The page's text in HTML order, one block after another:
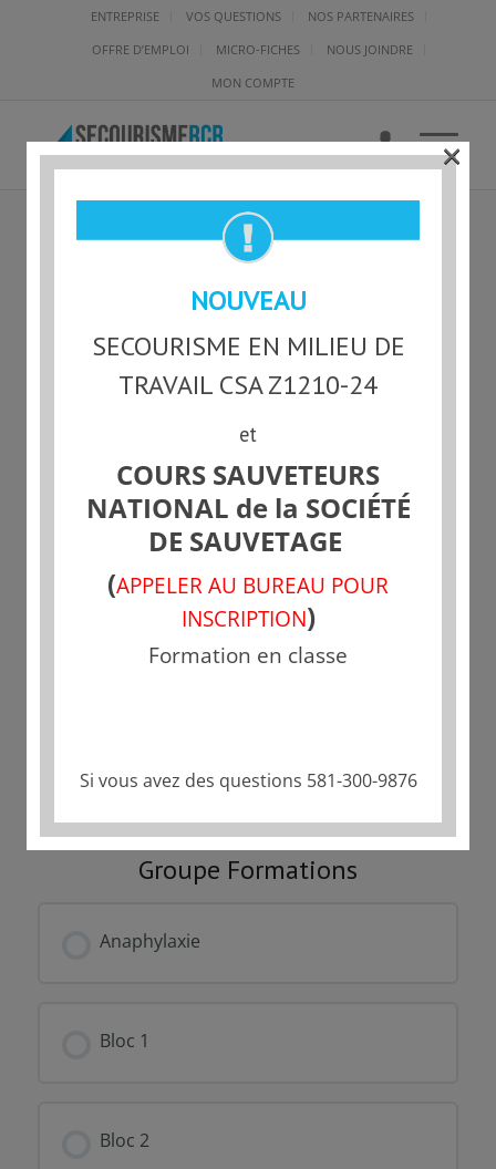
ENTREPRISE VOS QUESTIONS
NOS PARTENAIRES
OFFRE D’EMPLOI
MICRO-FICHES
NOUS JOINDRE
MON COMPTE
SMG-L-99123 – ELISA
CRISTINA RIVERA
Statut actuel
NON-INSCRIT
Fermé
Groupe Formations
Anaphylaxie
0% COMPLÉTÉ
Bloc 1
0% COMPLÉTÉ
Bloc 2
NOUVEAU
SECOURISME EN MILIEU DE
TRAVAIL CSA Z1210-24
et
COURS SAUVETEURS
NATIONAL de la SOCIÉTÉ
DE SAUVETAGE
(APPELER AU BUREAU POUR
INSCRIPTION)
Formation en classe
Si vous avez des questions 581-300-9876
×